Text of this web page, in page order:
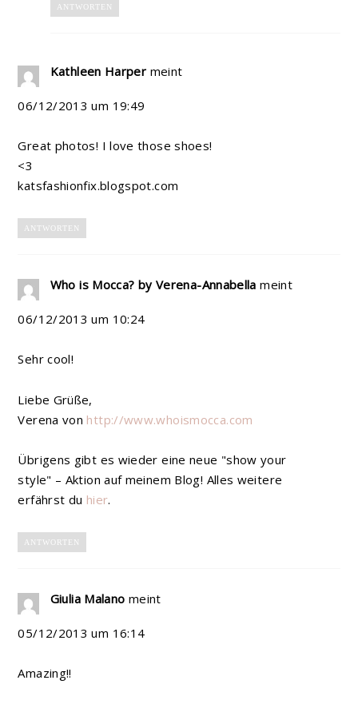
ANTWORTEN
Kathleen Harper meint
06/12/2013 um 19:49
Great photos! I love those shoes!
<3
katsfashionfix.blogspot.com
ANTWORTEN
Who is Mocca? by Verena-Annabella meint
06/12/2013 um 10:24
Sehr cool!
Liebe Grüße,
Verena von http://www.whoismocca.com
Übrigens gibt es wieder eine neue "show your
style" – Aktion auf meinem Blog! Alles weitere
erfährst du hier.
ANTWORTEN
Giulia Malano meint
05/12/2013 um 16:14
Amazing!!